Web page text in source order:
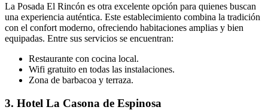
La Posada El Rincón es otra excelente opción para quienes buscan
una experiencia auténtica. Este establecimiento combina la tradición
con el confort moderno, ofreciendo habitaciones amplias y bien
equipadas. Entre sus servicios se encuentran:
Restaurante con cocina local.
Wifi gratuito en todas las instalaciones.
Zona de barbacoa y terraza.
3. Hotel La Casona de Espinosa